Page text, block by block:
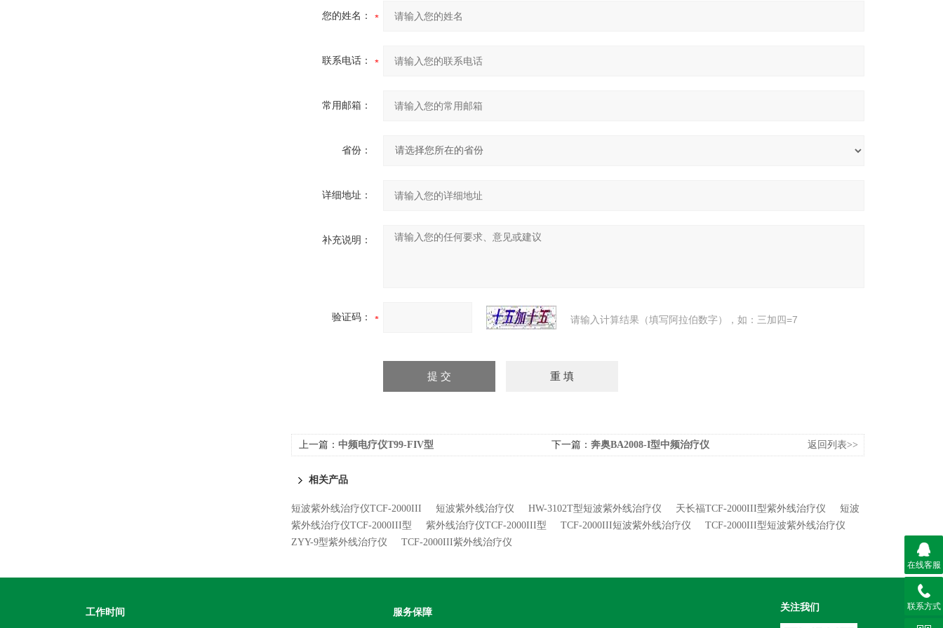
您的姓名：
联系电话：
常用邮箱：
省份：
详细地址：
补充说明：
验证码： 请输入计算结果（填写阿拉伯数字），如：三加四=7
上一篇： 中频电疗仪T99-FIV型 下一篇： 奔奥BA2008-I型中频治疗仪 返回列表>>
相关产品
短波紫外线治疗仪TCF-2000III 短波紫外线治疗仪 HW-3102T型短波紫外线治疗仪 天长福TCF-2000III型紫外线治疗仪
短波
紫外线治疗仪TCF-2000III型
紫外线治疗仪TCF-2000III型 TCF-2000III短波紫外线治疗仪
TCF-2000III型短波紫外线治疗仪
ZYY-9型紫外线治疗仪
TCF-2000III紫外线治疗仪
工作时间 服务保障 关注我们
在线客服
联系方式